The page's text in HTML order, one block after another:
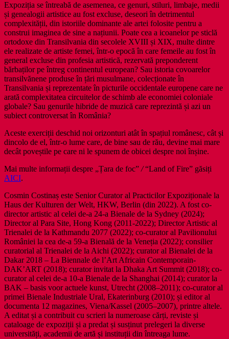
Expoziția se întreabă de asemenea, ce genuri, stiluri, limbaje, medii
și genealogii artistice au fost excluse, deseori în detrimentul
complexității, din istoriile dominante ale artei folosite pentru a
construi imaginea de sine a națiunii. Poate cea a icoanelor pe sticlă
ortodoxe din Transilvania din secolele XVIII și XIX, multe dintre
ele realizate de artiste femei, într-o epocă în care femeile au fost în
general excluse din profesia artistică, rezervată preponderent
bărbaților pe întreg continentul european? Sau istoria covoarelor
transilvănene produse în țări musulmane, colecționate în
Transilvania și reprezentate în picturile occidentale europene care ne
arată complexitatea circuitelor de schimb ale economiei coloniale
globale? Sau genurile hibride de muzică care reprezintă și azi un
subiect controversat în România?
Aceste exerciții deschid noi orizonturi atât în spațiul românesc, cât și
dincolo de el, într-o lume care, de bine sau de rău, devine mai mare
decât poveștile pe care ni le spunem de obicei despre noi înșine.
Mai multe informații despre „Țara de foc” /“Land of Fire” găsiți
AICI.
Cosmin Costinaș este Senior Curator al Practicilor Expoziționale la
Haus der Kulturen der Welt, HKW, Berlin (din 2022). A fost co-
director artistic al celei de-a 24-a Bienale de la Sydney (2024);
Director al Para Site, Hong Kong (2011-2022); Director Artistic al
Trienalei de la Kathmandu 2077 (2022); co-curator al Pavilionului
României la cea de-a 59-a Bienală de la Veneția (2022); consilier
curatorial al Trienalei de la Aichi (2022); curator al Bienalei de la
Dakar 2018 – La Biennale de l’Art Africain Contemporain-
DAK’ART (2018); curator invitat la Dhaka Art Summit (2018); co-
curator al celei de-a 10-a Bienale de la Shanghai (2014); curator la
BAK – basis voor actuele kunst, Utrecht (2008–2011); co-curator al
primei Bienale Industriale Ural, Ekaterinburg (2010); și editor al
documenta 12 magazines, Viena/Kassel (2005–2007), printre altele.
A editat și a contribuit cu scrieri la numeroase cărți, reviste și
cataloage de expoziții și a predat și susținut prelegeri la diverse
universități, academii de artă și instituții din întreaga lume.